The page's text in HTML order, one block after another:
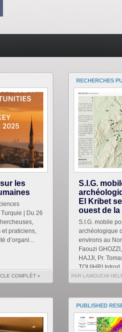
les
| Du 26
et praticiens,
d’organi...
COMPLÈT »
RECHERCHES
S.I.G.
El Kribet
ouest de la
S.I.G. mobile
archéologique
environs au
Faouzi
HAJJI, Pr.
TOUIHRI
PAR LAMOUCHI
PUBLISHED